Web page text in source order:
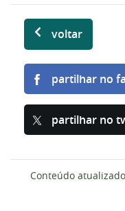
voltar
partilhar no
partilhar no
Conteúdo